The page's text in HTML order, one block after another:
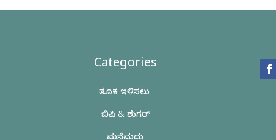
Categories
ತೂಕ ಇಳಿಸಲು
ಬಿಪಿ & ಶುಗರ್